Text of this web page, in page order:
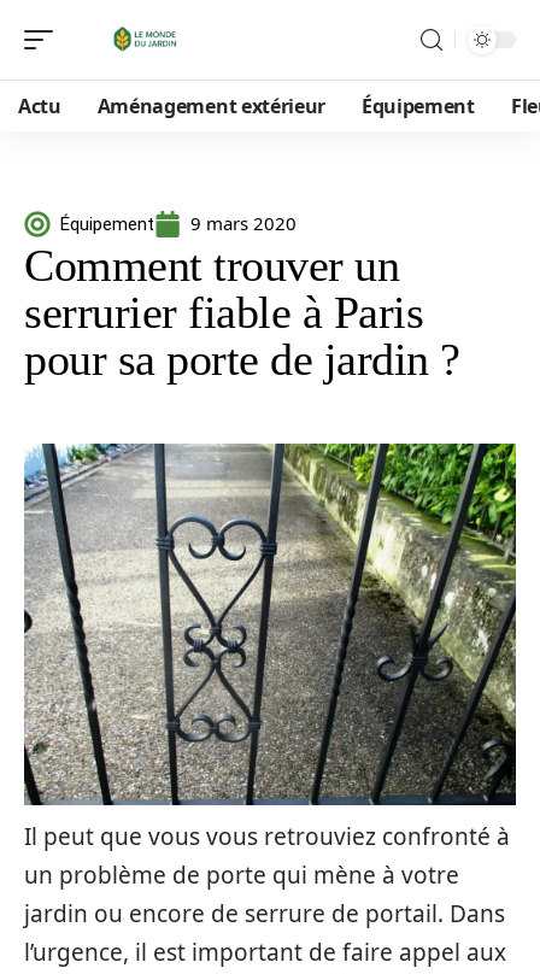
Actu Aménagement extérieur Équipement
Équipement 9 mars 2020
Comment trouver un
serrurier fiable à Paris
pour sa porte de jardin ?
Il peut que vous vous retrouviez confronté à
un problème de porte qui mène à votre
jardin ou encore de serrure de portail. Dans
l’urgence, il est important de faire appel aux